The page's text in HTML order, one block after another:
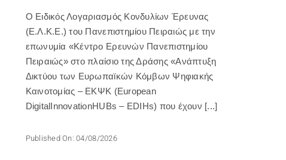
Ο Ειδικός Λογαριασμός Κονδυλίων Έρευνας
(Ε.Λ.Κ.Ε.) του Πανεπιστημίου Πειραιώς με την
επωνυμία «Κέντρο Ερευνών Πανεπιστημίου
Πειραιώς» στο πλαίσιο της Δράσης «Ανάπτυξη
Δικτύου των Ευρωπαϊκών Κόμβων Ψηφιακής
Καινοτομίας – ΕΚΨΚ (European
DigitalInnovationHUBs – EDIHs) που έχουν [...]
Published On: 04/08/2026